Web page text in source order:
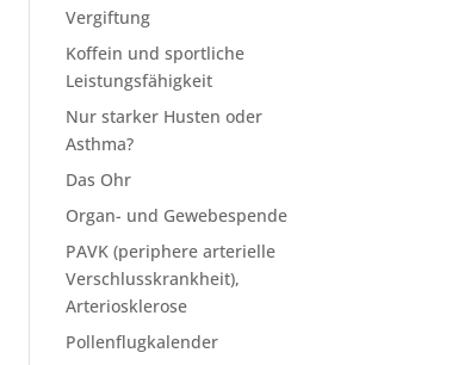
Vergiftung
Koffein und sportliche
Leistungsfähigkeit
Nur starker Husten oder
Asthma?
Das Ohr
Organ- und Gewebespende
PAVK (periphere arterielle
Verschlusskrankheit),
Arteriosklerose
Pollenflugkalender